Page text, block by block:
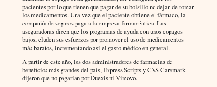
pacientes por lo que tienen que pagar de su bolsillo no dejan de tomar
los medicamentos. Una vez que el paciente obtiene el fármaco, la
compañía de seguros paga a la empresa farmacéutica. Las
aseguradoras dicen que los programas de ayuda con unos copagos
bajos, eluden sus esfuerzos por promover el uso de medicamentos
más baratos, incrementando así el gasto médico en general.
A partir de este año, los dos administradores de farmacias de
beneficios más grandes del país, Express Scripts y CVS Caremark,
dijeron que no pagarían por Duexis ni Vimovo.